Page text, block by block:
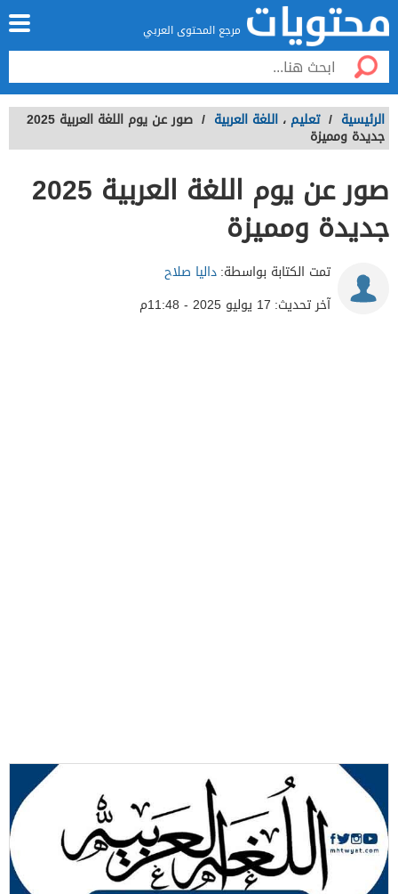
مرجع المحتوى العربي
الرئيسية / تعليم ، اللغة العربية / صور عن يوم اللغة العربية 2025
جديدة ومميزة
صور عن يوم اللغة العربية 2025
جديدة ومميزة
تمت الكتابة بواسطة:داليا صلاح
آخر تحديث: 17 يوليو 2025 - 11:48م